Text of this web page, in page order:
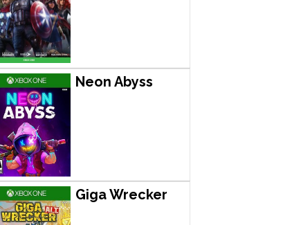
Neon Abyss
Giga Wrecker